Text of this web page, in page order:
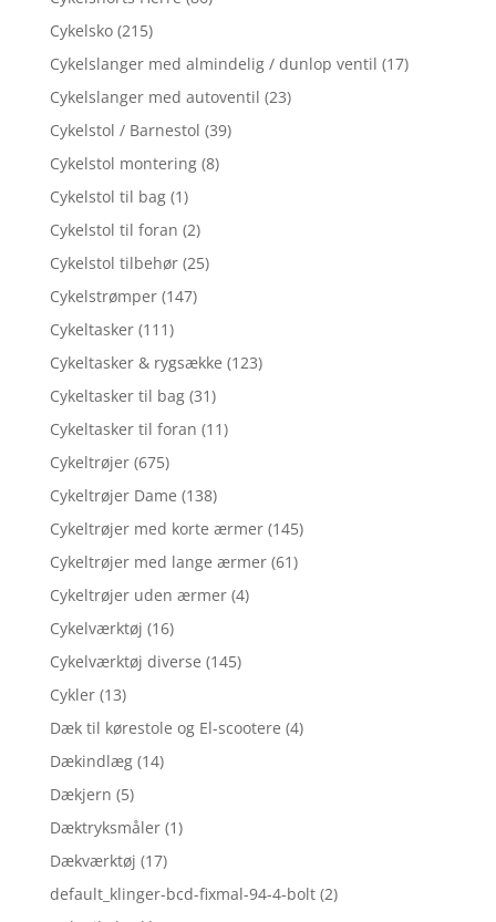
Cykelsko (215)
Cykelslanger med almindelig / dunlop ventil (17)
Cykelslanger med autoventil (23)
Cykelstol / Barnestol (39)
Cykelstol montering (8)
Cykelstol til bag (1)
Cykelstol til foran (2)
Cykelstol tilbehør (25)
Cykelstrømper (147)
Cykeltasker (111)
Cykeltasker & rygsække (123)
Cykeltasker til bag (31)
Cykeltasker til foran (11)
Cykeltrøjer (675)
Cykeltrøjer Dame (138)
Cykeltrøjer med korte ærmer (145)
Cykeltrøjer med lange ærmer (61)
Cykeltrøjer uden ærmer (4)
Cykelværktøj (16)
Cykelværktøj diverse (145)
Cykler (13)
Dæk til kørestole og El-scootere (4)
Dækindlæg (14)
Dækjern (5)
Dæktryksmåler (1)
Dækværktøj (17)
default_klinger-bcd-fixmal-94-4-bolt (2)